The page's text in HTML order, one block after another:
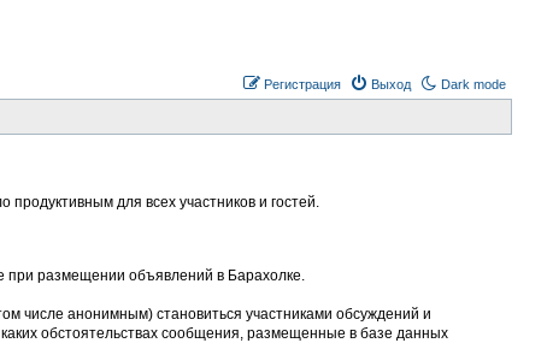
Dark mode
Выход
Регистрация
для всех участников и гостей.
при размещении объявлений в Барахолке.
числе анонимным) становиться участниками обсуждений и
обстоятельствах сообщения, размещенные в базе данных